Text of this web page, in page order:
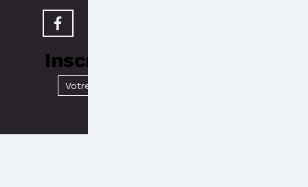
Inscrivez-vous à notre